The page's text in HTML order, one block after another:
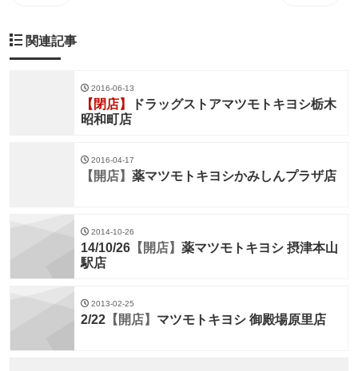
関連記事
2016-06-13
【閉店】
ドラッグストアマツモトキヨシ栃木
昭和町店
2016-04-17
【開店】 薬マツモトキヨシかみしんプラザ店
2014-10-26
14/10/26 【開店】 薬マツモトキヨシ 摂津本山
駅店
2013-02-25
2/22 【開店】 マツモトキヨシ 御殿場原里店